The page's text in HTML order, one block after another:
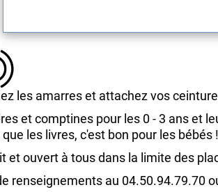
les amarres et attachez vos
et comptines pour les 0 - 3 ans et
les livres, c'est bon pour les bébés !
et ouvert à tous dans la limite des
renseignements au 04.50.94.79.70